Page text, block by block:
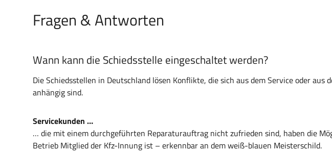
Fragen & Antworten
Wann kann die Schiedsstelle eingeschaltet werden?
Die Schiedsstellen in Deutschland lösen Konflikte, die sich aus dem Service oder
anhängig sind.
Servicekunden …
… die mit einem durchgeführten Reparaturauftrag nicht zufrieden sind, haben die
Betrieb Mitglied der Kfz-Innung ist – erkennbar an dem weiß-blauen Meisterschild.